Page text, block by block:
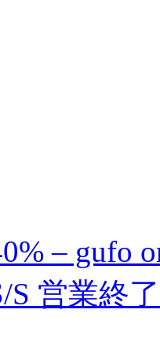
– gufo
S 営業終